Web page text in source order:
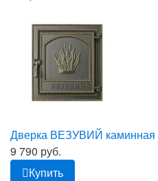
Дверка ВЕЗУВИЙ каминная
9 790 руб.
Купить